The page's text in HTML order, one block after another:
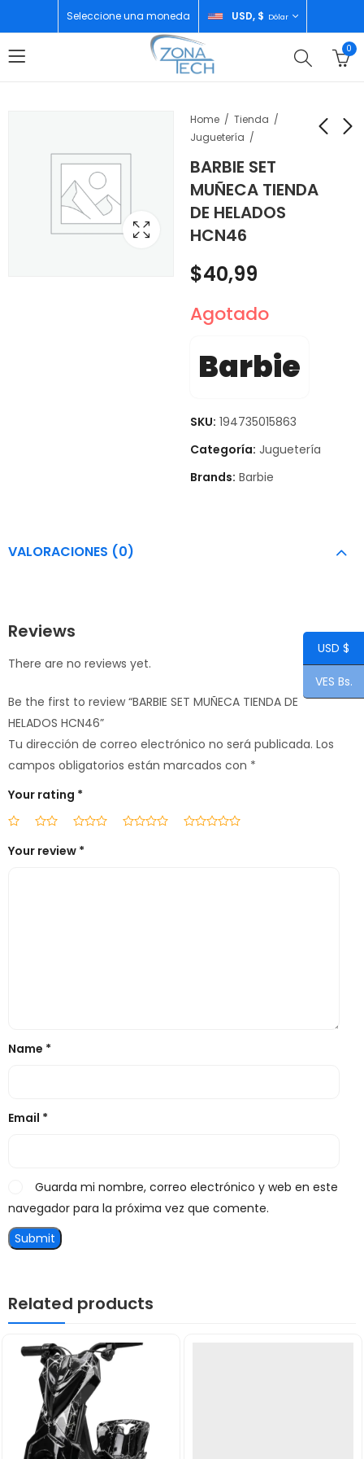
Seleccione una moneda USD, $ Dólar
0
Home
Tienda
Juguetería
BARBIE SET
MUÑECA TIENDA
DE HELADOS
HCN46
ESTUDIO DE ARTE
HCM85
$70,99
MALIBU IT TAKES
TOWN 10 ACCESRIOS
$40,99
$40,99
Agotado
Barbie
SKU: 194735015863
Categoría: Juguetería
Brands: Barbie
VALORACIONES (0)
Reviews
There are no reviews yet.
Be the first to review “BARBIE SET MUÑECA TIENDA DE
HELADOS HCN46”
Tu dirección de correo electrónico no será publicada. Los
campos obligatorios están marcados con *
Your rating *
Your review *
Name *
Email *
Guarda mi nombre, correo electrónico y web en este
navegador para la próxima vez que comente.
Related products
USD $
VES Bs.